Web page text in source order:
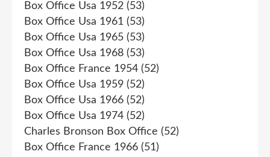
Box Office Usa 1952 (53)
Box Office Usa 1961 (53)
Box Office Usa 1965 (53)
Box Office Usa 1968 (53)
Box Office France 1954 (52)
Box Office Usa 1959 (52)
Box Office Usa 1966 (52)
Box Office Usa 1974 (52)
Charles Bronson Box Office (52)
Box Office France 1966 (51)